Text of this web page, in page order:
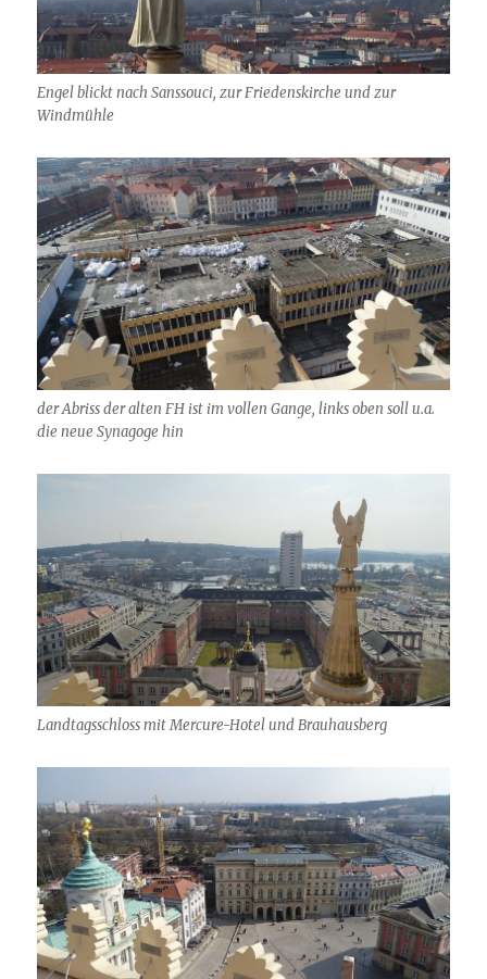
Engel blickt nach Sanssouci, zur Friedenskirche und zur
Windmühle
der Abriss der alten FH ist im vollen Gange, links oben soll u.a.
die neue Synagoge hin
Landtagsschloss mit Mercure-Hotel und Brauhausberg